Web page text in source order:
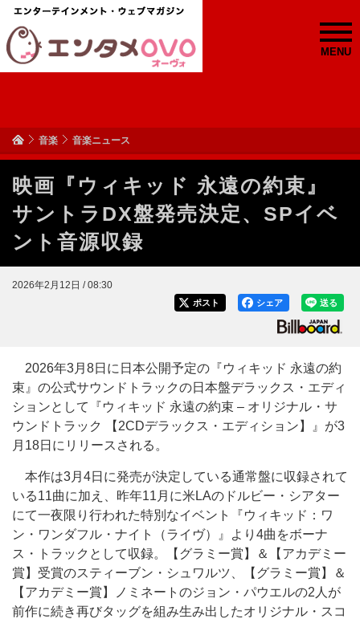
MENU
音楽 音楽ニュース
映画『ウィキッド 永遠の約束』
サントラDX盤発売決定、SPイベ
ント音源収録
2026年2月12日 / 08:30
送る
シェア
ポスト
2026年3月8日に日本公開予定の『ウィキッド 永遠の約
束』の公式サウンドトラックの日本盤デラックス・エディ
ションとして『ウィキッド 永遠の約束 – オリジナル・サ
ウンドトラック 【2CDデラックス・エディション】』が3
月18日にリリースされる。
本作は3月4日に発売が決定している通常盤に収録されて
いる11曲に加え、昨年11月に米LAのドルビー・シアター
にて一夜限り行われた特別なイベント『ウィキッド：ワ
ン・ワンダフル・ナイト（ライヴ）』より4曲をボーナ
ス・トラックとして収録。【グラミー賞】＆【アカデミー
賞】受賞のスティーブン・シュワルツ、【グラミー賞】＆
【アカデミー賞】ノミネートのジョン・パウエルの2人が
前作に続き再びタッグを組み生み出したオリジナル・スコ